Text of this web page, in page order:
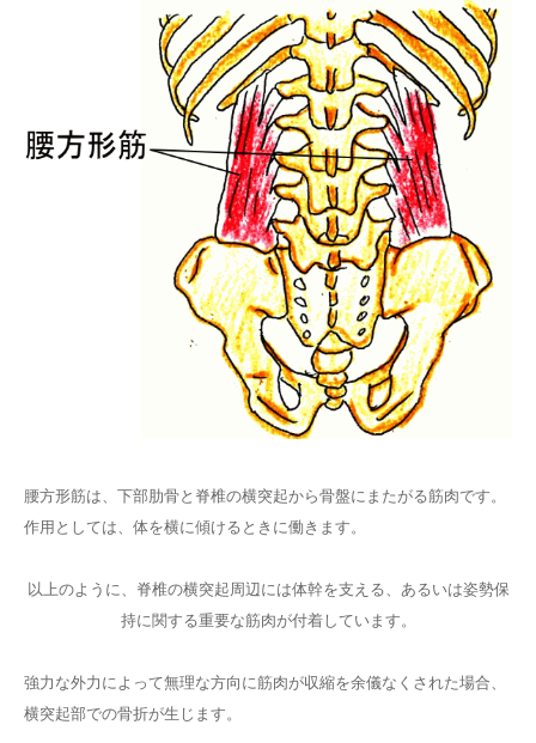
腰方形筋は、下部肋骨と脊椎の横突起から骨盤にまたがる筋肉です。
作用としては、体を横に傾けるときに働きます。
以上のように、脊椎の横突起周辺には体幹を支える、あるいは姿勢保
持に関する重要な筋肉が付着しています。
強力な外力によって無理な方向に筋肉が収縮を余儀なくされた場合、
横突起部での骨折が生じます。